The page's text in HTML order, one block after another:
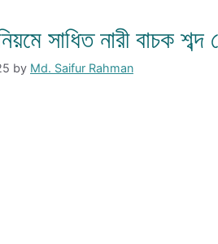
সাধিত নারী বাচক
by Md. Saifur Rahman